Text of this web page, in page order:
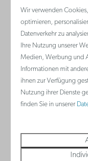
Nieuwpoort
Belgien -
Neue
Wir verwenden
optimieren,
Datenverkehr zu
Ihre Nutzung unserer
Medien, Werbung und
Informationen mit
ihnen zur Verfügung
Nutzung ihrer Dienste
finden Sie in unserer